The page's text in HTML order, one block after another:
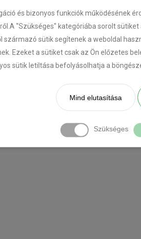
és bizonyos funkciók működésének
"Szükséges" kategóriába sorolt
származó sütik segítenek a weboldal
Ezeket a sütiket csak az Ön előzetes
sütik letiltása befolyásolhatja a
Mind elutasítása
Szükséges